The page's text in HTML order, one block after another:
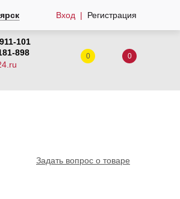
Вход Регистрация
101
898
0 0
Задать вопрос о товаре